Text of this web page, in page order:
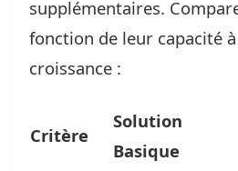
supplémentaires.
fonction de leur capacité
croissance :
Critère
Solution
Basique